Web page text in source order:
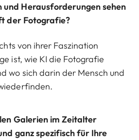
und Herausforderungen sehen
der Fotografie?
von ihrer Faszination
ist, wie KI die Fotografie
wo sich darin der Mensch und
Galerien im Zeitalter
ganz spezifisch für Ihre